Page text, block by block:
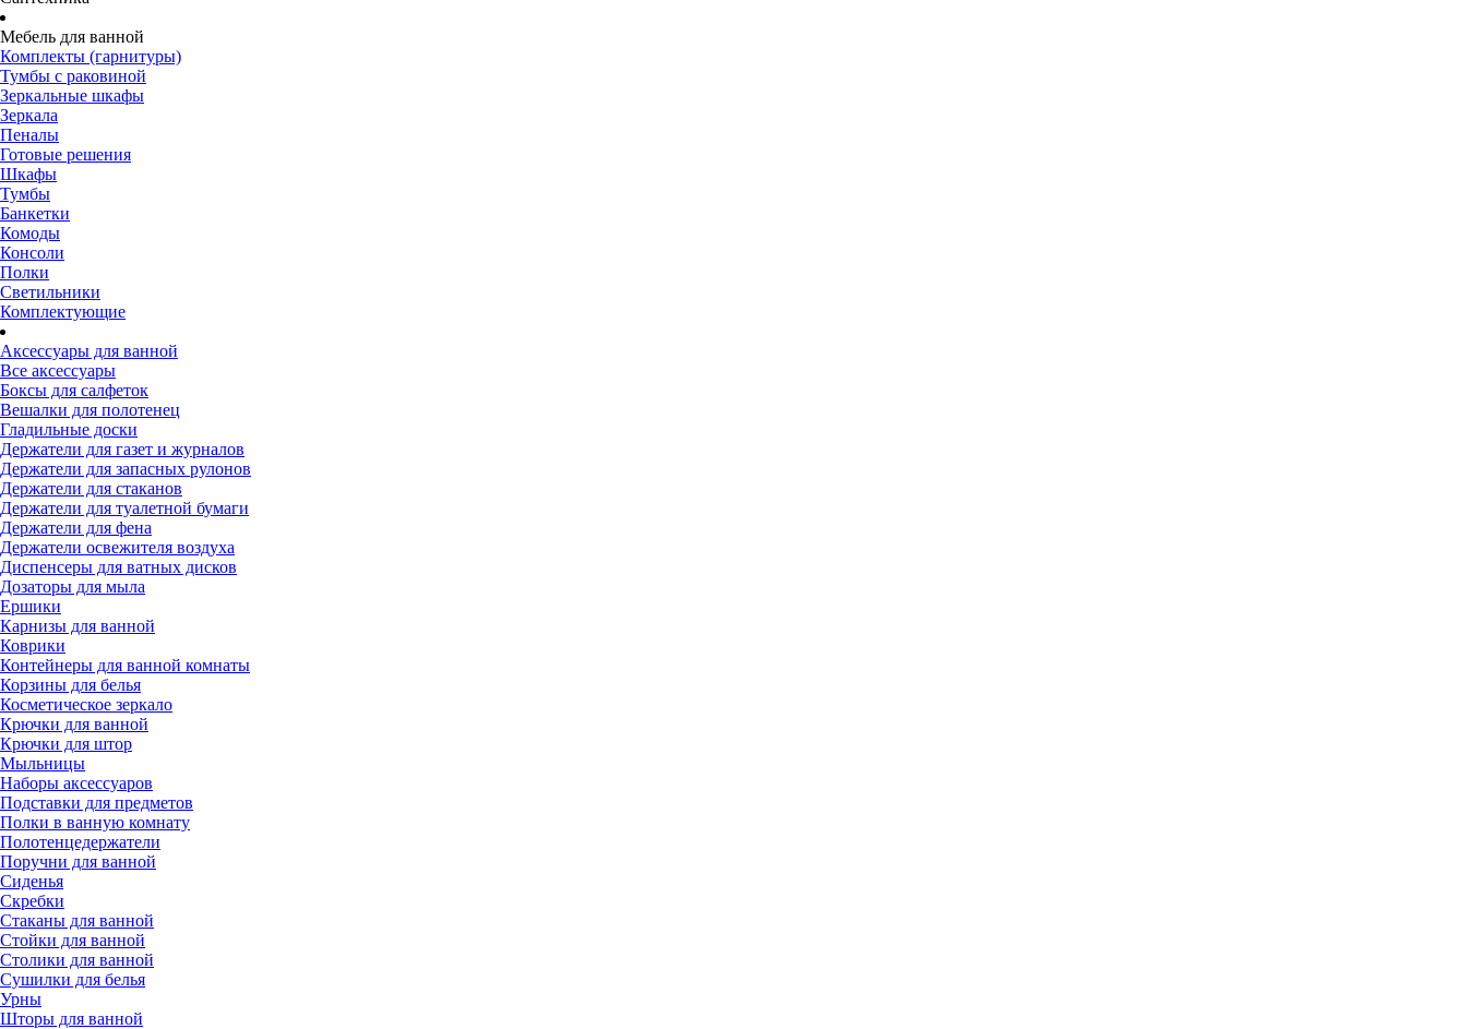
Мебель для ванной
Комплекты (гарнитуры)
Тумбы с раковиной
Зеркальные шкафы
Зеркала
Пеналы
Готовые решения
Шкафы
Тумбы
Банкетки
Комоды
Консоли
Полки
Светильники
Комплектующие
Аксессуары для ванной
Все аксессуары
Боксы для салфеток
Вешалки для полотенец
Гладильные доски
Держатели для газет и журналов
Держатели для запасных рулонов
Держатели для стаканов
Держатели для туалетной бумаги
Держатели для фена
Держатели освежителя воздуха
Диспенсеры для ватных дисков
Дозаторы для мыла
Ершики
Карнизы для ванной
Коврики
Контейнеры для ванной комнаты
Корзины для белья
Косметическое зеркало
Крючки для ванной
Крючки для штор
Мыльницы
Наборы аксессуаров
Подставки для предметов
Полки в ванную комнату
Полотенцедержатели
Поручни для ванной
Сиденья
Скребки
Стаканы для ванной
Стойки для ванной
Столики для ванной
Сушилки для белья
Урны
Шторы для ванной